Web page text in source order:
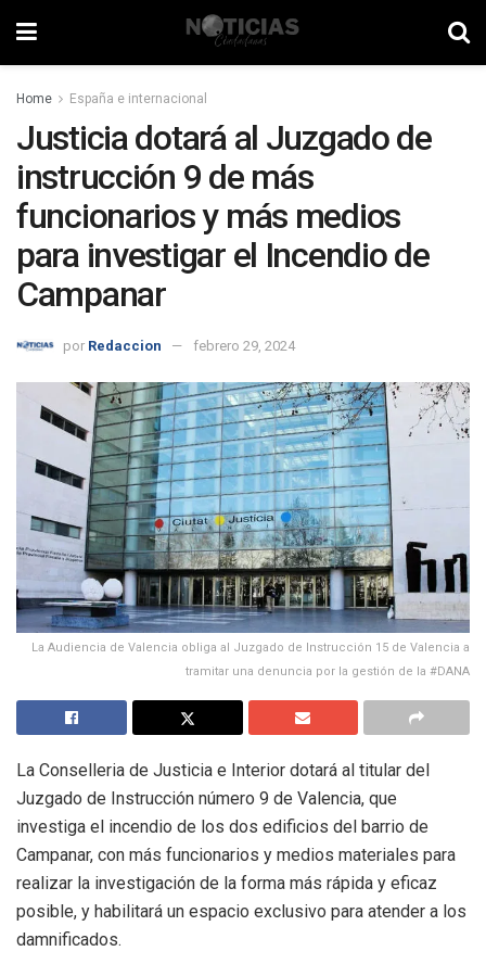
Home España e internacional
Justicia dotará al Juzgado de
instrucción 9 de más
funcionarios y más medios
para investigar el Incendio de
Campanar
por Redaccion febrero 29, 2024
La Audiencia de Valencia obliga al Juzgado de Instrucción 15 de Valencia a
tramitar una denuncia por la gestión de la #DANA
La Conselleria de Justicia e Interior dotará al titular del
Juzgado de Instrucción número 9 de Valencia, que
investiga el incendio de los dos edificios del barrio de
Campanar, con más funcionarios y medios materiales para
realizar la investigación de la forma más rápida y eficaz
posible, y habilitará un espacio exclusivo para atender a los
damnificados.